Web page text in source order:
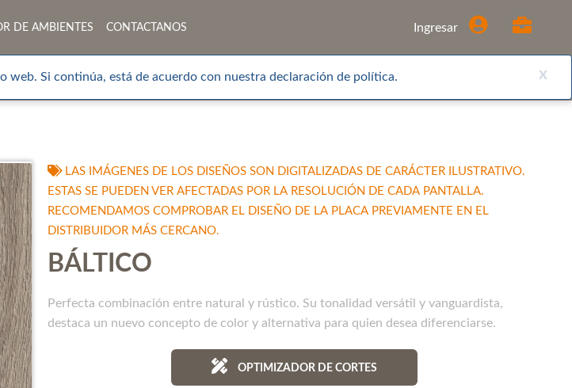
DE AMBIENTES CONTACTANOS Ingresar
x
Si continúa, está de acuerdo con nuestra declaración de política.
LAS IMÁGENES DE LOS DISEÑOS SON DIGITALIZADAS DE CARÁCTER ILUSTRATIVO.
ESTAS SE PUEDEN VER AFECTADAS POR LA RESOLUCIÓN DE CADA PANTALLA.
RECOMENDAMOS COMPROBAR EL DISEÑO DE LA PLACA PREVIAMENTE EN EL
DISTRIBUIDOR MÁS CERCANO.
BÁLTICO
Perfecta combinación entre natural y rústico. Su tonalidad versátil y vanguardista,
destaca un nuevo concepto de color y alternativa para quien desea diferenciarse.
OPTIMIZADOR DE CORTES